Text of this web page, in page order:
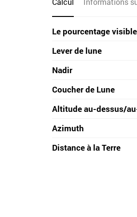
Le pourcentage visible
Lever de lune
Nadir
Coucher de Lune
Altitude au-dessus/
Azimuth
Distance à la Terre